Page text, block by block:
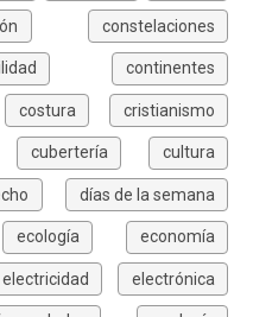
constelaciones
continentes
costura cristianismo
cubertería cultura
días de la semana
ecología economía
electricidad electrónica